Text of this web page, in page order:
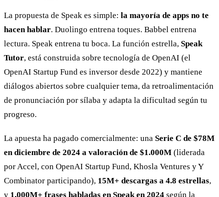
La propuesta de Speak es simple: la mayoría de apps no te
hacen hablar. Duolingo entrena toques. Babbel entrena
lectura. Speak entrena tu boca. La función estrella, Speak
Tutor, está construida sobre tecnología de OpenAI (el
OpenAI Startup Fund es inversor desde 2022) y mantiene
diálogos abiertos sobre cualquier tema, da retroalimentación
de pronunciación por sílaba y adapta la dificultad según tu
progreso.
La apuesta ha pagado comercialmente: una Serie C de $78M
en diciembre de 2024 a valoración de $1.000M (liderada
por Accel, con OpenAI Startup Fund, Khosla Ventures y Y
Combinator participando), 15M+ descargas a 4.8 estrellas,
y 1.000M+ frases habladas en Speak en 2024 según la